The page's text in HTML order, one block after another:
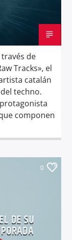
través de
Tracks», el
catalán
techno.
componen
0
DE SU